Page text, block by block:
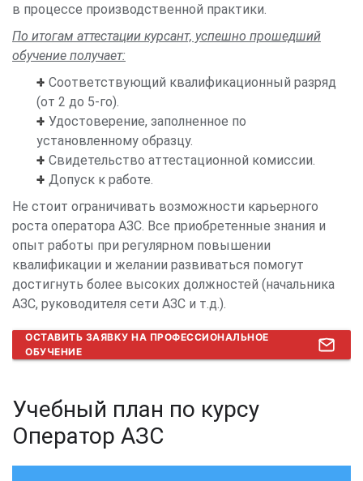
в процессе производственной практики.
По итогам аттестации курсант, успешно прошедший
обучение получает:
Соответствующий квалификационный разряд
(от 2 до 5-го).
Удостоверение, заполненное по
установленному образцу.
Свидетельство аттестационной комиссии.
Допуск к работе.
Не стоит ограничивать возможности карьерного
роста оператора АЗС. Все приобретенные знания и
опыт работы при регулярном повышении
квалификации и желании развиваться помогут
достигнуть более высоких должностей (начальника
АЗС, руководителя сети АЗС и т.д.).
ОСТАВИТЬ ЗАЯВКУ НА ПРОФЕССИОНАЛЬНОЕ
ОБУЧЕНИЕ
Учебный план по курсу
Оператор АЗС